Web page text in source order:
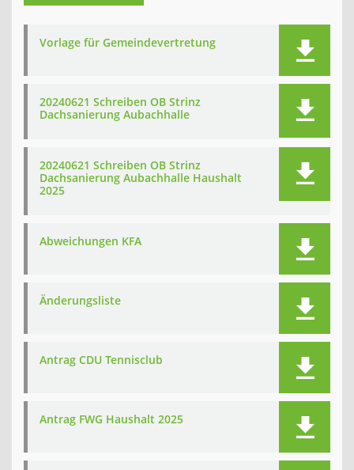
Vorlage für Gemeindevertretung
20240621 Schreiben OB Strinz
Dachsanierung Aubachhalle
20240621 Schreiben OB Strinz
Dachsanierung Aubachhalle Haushalt
2025
Abweichungen KFA
Änderungsliste
Antrag CDU Tennisclub
Antrag FWG Haushalt 2025